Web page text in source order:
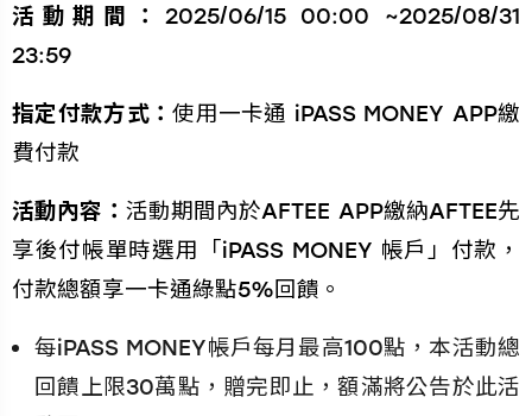
活動期間： 2025/06/15 00:00 ~2025/08/31
23:59
指定付款方式：使用一卡通 iPASS MONEY APP繳
費付款
活動內容： 活動期間內於AFTEE APP繳納AFTEE先
享後付帳單時選用「iPASS MONEY 帳戶」付款，
付款總額享一卡通綠點5%回饋。
每iPASS MONEY帳戶每月最高100點，本活動總
回饋上限30萬點，贈完即止，額滿將公告於此活